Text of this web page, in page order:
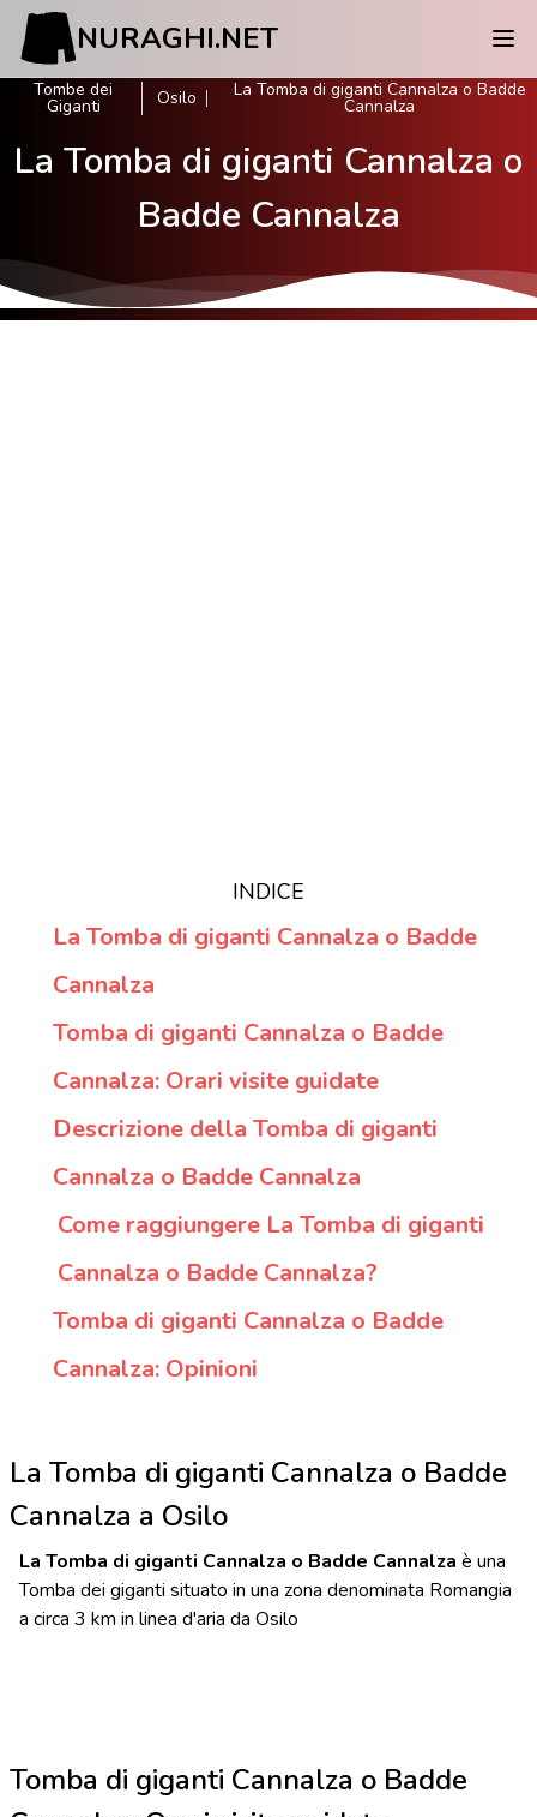
NURAGHI.NET
Tombe dei
Giganti Osilo La Tomba di giganti Cannalza o Badde
Cannalza
La Tomba di giganti Cannalza o
Badde Cannalza
INDICE
La Tomba di giganti Cannalza o Badde
Cannalza
Tomba di giganti Cannalza o Badde
Cannalza: Orari visite guidate
Descrizione della Tomba di giganti
Cannalza o Badde Cannalza
Come raggiungere La Tomba di giganti
Cannalza o Badde Cannalza?
Tomba di giganti Cannalza o Badde
Cannalza: Opinioni
La Tomba di giganti Cannalza o Badde
Cannalza a Osilo
La Tomba di giganti Cannalza o Badde Cannalza è una
Tomba dei giganti situato in una zona denominata Romangia
a circa 3 km in linea d'aria da Osilo
Tomba di giganti Cannalza o Badde